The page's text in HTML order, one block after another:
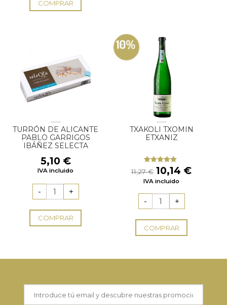
COMPRAR
TURRÓN DE ALICANTE
PABLO GARRIGOS
IBÁÑEZ SELECTA
5,10 €
IVA incluido
COMPRAR
10%
TXAKOLI TXOMIN
ETXANIZ
Valorado
con 5.00de
5
11,27€ El
precio
era:
11,27 €.
10,14 €El
IVA incluido
COMPRAR